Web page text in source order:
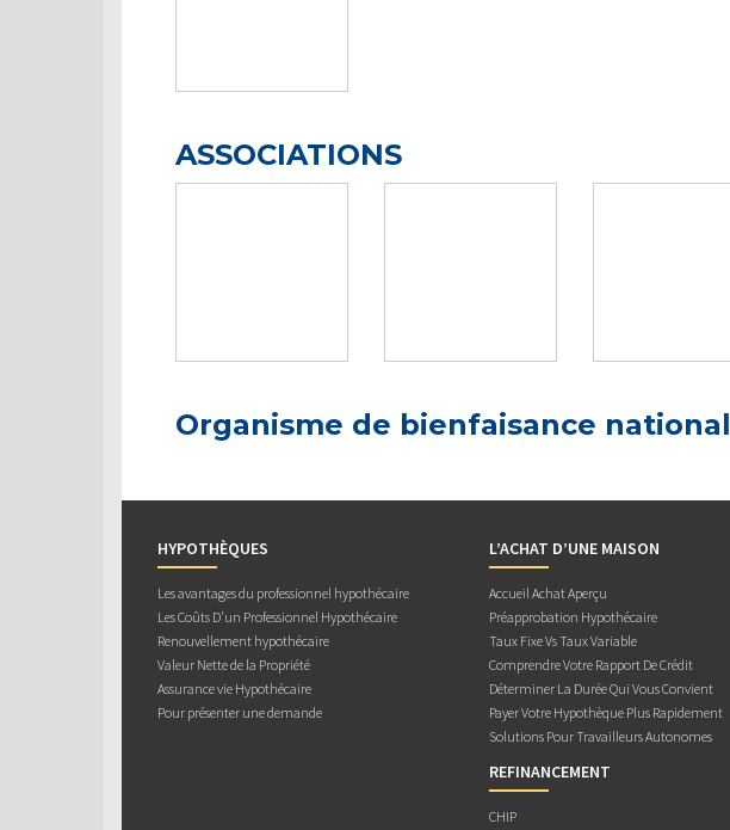
ASSOCIATIONS
Organisme de bienfaisance national
HYPOTHÈQUES
Les avantages du professionnel hypothécaire
Les Coûts D’un Professionnel Hypothécaire
Renouvellement hypothécaire
Valeur Nette de la Propriété
Assurance vie Hypothécaire
Pour présenter une demande
L’ACHAT D’UNE MAISON
Accueil Achat Aperçu
Préapprobation Hypothécaire
Taux Fixe Vs Taux Variable
Comprendre Votre Rapport De Crédit
Déterminer La Durée Qui Vous Convient
Payer Votre Hypothèque Plus Rapidement
Solutions Pour Travailleurs Autonomes
REFINANCEMENT
CHIP